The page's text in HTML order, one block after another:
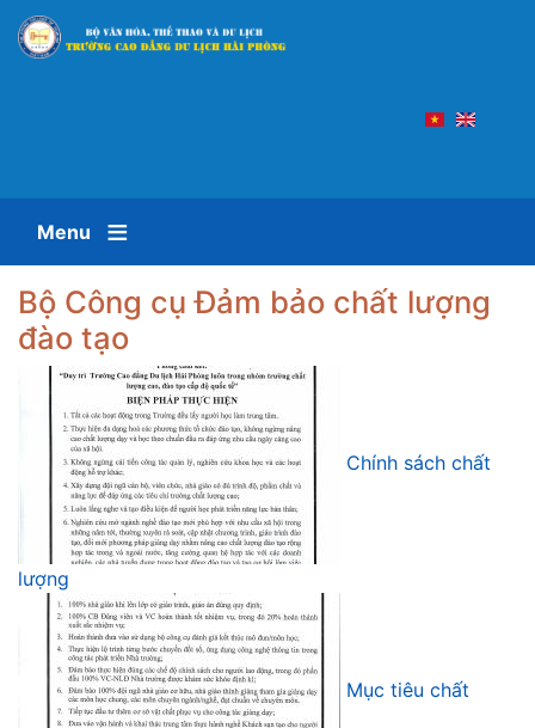
Nhảy
đến
Menu
Bộ Công cụ Đảm bảo chất lượng
đào tạo
Chính sách chất
lượng
Mục tiêu chất